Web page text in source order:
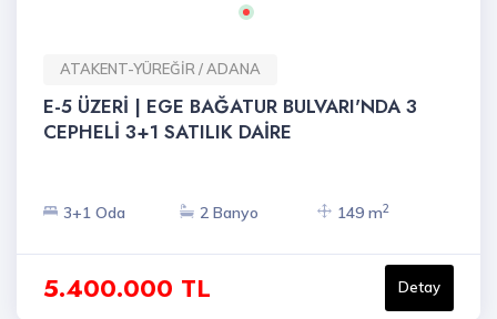
ATAKENT-YÜREĞİR / ADANA
E-5 ÜZERİ | EGE BAĞATUR BULVARI'NDA 3
CEPHELİ 3+1 SATILIK DAİRE
3+1 Oda 2 Banyo 149 m2
5.400.000 TL Detay